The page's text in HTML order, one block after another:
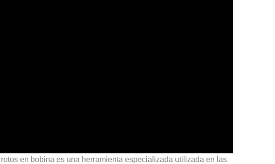
en bobina es una herramienta especializada utilizada en las